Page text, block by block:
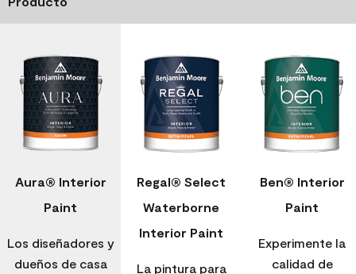
Aura® Interior
Paint
Los diseñadores y
dueños de casa
Regal® Select
Waterborne
Interior Paint
La pintura para
Ben® Interior
Paint
Experimente la
calidad de